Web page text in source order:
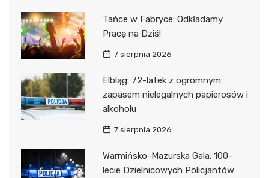
Tańce w Fabryce: Odkładamy
Pracę na Dziś!
7 sierpnia 2026
Elbląg: 72-latek z ogromnym
zapasem nielegalnych papierosów i
alkoholu
7 sierpnia 2026
Warmińsko-Mazurska Gala: 100-
lecie Dzielnicowych Policjantów